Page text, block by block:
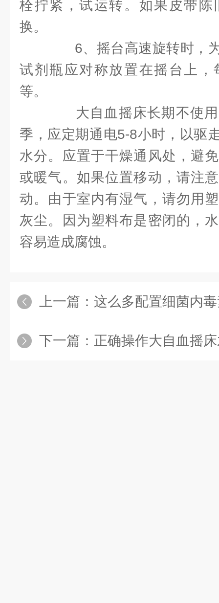
栓拧紧，试运转。如果皮带陈
换。
6、摇台高速旋转时，为
试剂瓶应对称放置在摇台上，
等。
大自血摇床长期不使用
季，应定期通电5-8小时，以驱
水分。应置于干燥通风处，避
或暖气。如果位置移动，请注
动。由于室内有湿气，请勿用
灰尘。因为塑料布是密闭的，
容易造成腐蚀。
上一篇： 这么多配置细菌内毒素
下一篇： 正确操作大自血摇床才